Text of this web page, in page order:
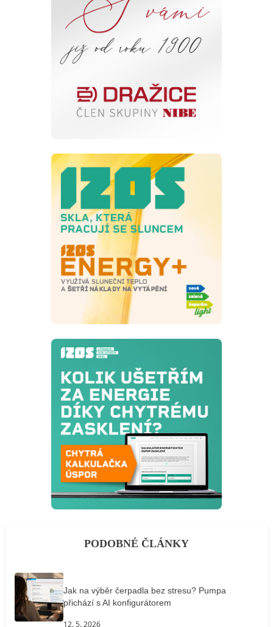
PODOBNÉ ČLÁNKY
Jak na výběr čerpadla bez stresu? Pumpa
přichází s AI konfigurátorem
12. 5. 2026